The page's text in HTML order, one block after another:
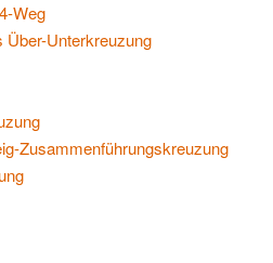
Weg
Über-Unterkreuzung
Zusammenführungskreuzung